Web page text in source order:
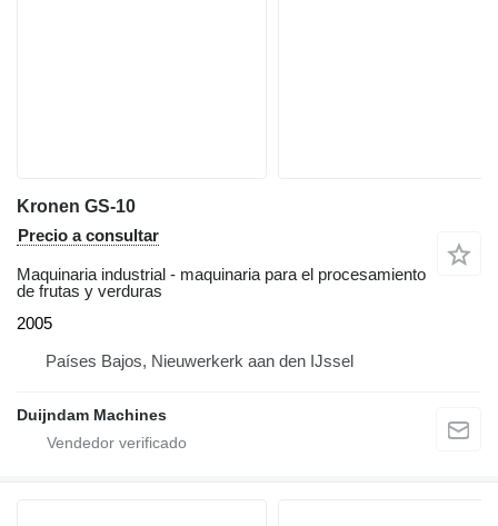
Kronen GS-10
Precio a consultar
Maquinaria industrial - maquinaria para el procesamiento
de frutas y verduras
2005
Países Bajos, Nieuwerkerk aan den IJssel
Duijndam Machines